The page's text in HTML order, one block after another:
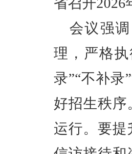
会议强
理，严格执
录”“不补录
好招生秩序
运行。要提